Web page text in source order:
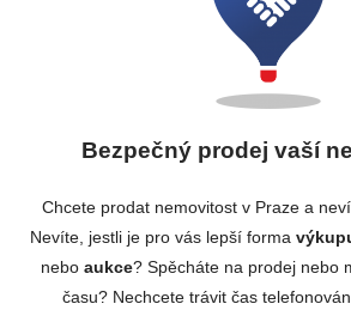
Bezpečný prodej vaší
Chcete prodat nemovitost v Praze a
Nevíte, jestli je pro vás lepší forma
nebo aukce? Spěcháte na prodej nebo
času? Nechcete trávit čas